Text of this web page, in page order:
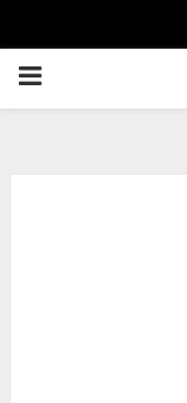
PRIMARY